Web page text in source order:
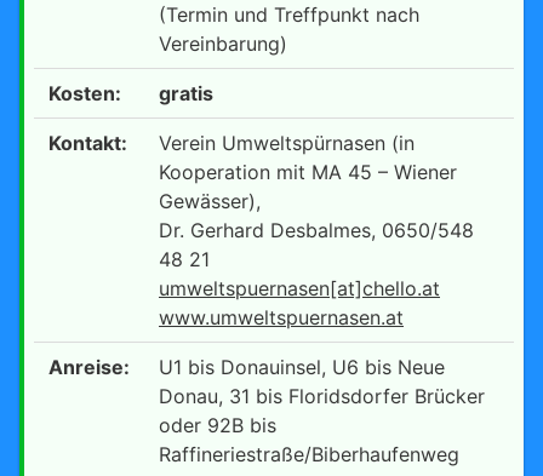
(Termin und Treffpunkt nach
Vereinbarung)
Kosten: gratis
Kontakt:
Verein Umweltspürnasen (in
Kooperation mit MA 45 – Wiener
Gewässer),
Dr. Gerhard Desbalmes, 0650/548
48 21
umweltspuernasen[at]chello.at
www.umweltspuernasen.at
Anreise:
U1 bis Donauinsel, U6 bis Neue
Donau, 31 bis Floridsdorfer Brücker
oder 92B bis
Raffineriestraße/Biberhaufenweg